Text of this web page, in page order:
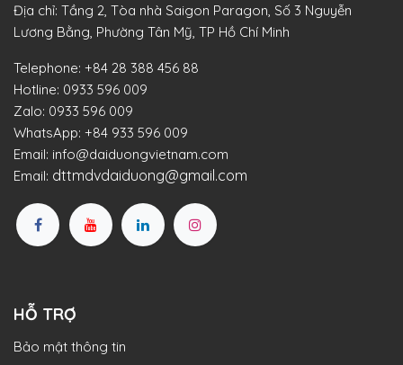
Địa chỉ: Tầng 2, Tòa nhà Saigon Paragon, Số 3 Nguyễn
Lương Bằng, Phường Tân Mỹ, TP Hồ Chí Minh
Telephone: +84 28 388 456 88
Hotline: 0933 596 009
Zalo: 0933 596 009
WhatsApp: +84 933 596 009
Email: info@daiduongvietnam.com
Email: dttmdvdaiduong@gmail.com
HỖ TRỢ
Bảo mật thông tin